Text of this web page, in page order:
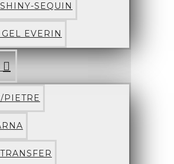
SEQUIN
EVERIN
PIETRE